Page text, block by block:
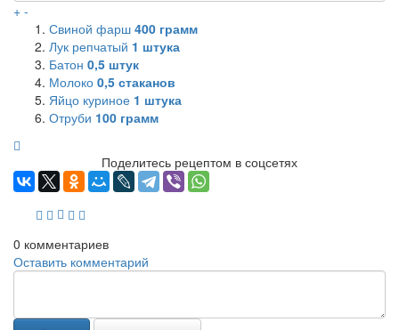
+ -
Свиной фарш 400 грамм
Лук репчатый 1 штука
Батон 0,5 штук
Молоко 0,5 стаканов
Яйцо куриное 1 штука
Отруби 100 грамм
Поделитесь рецептом в соцсетях
0 комментариев
Оставить комментарий